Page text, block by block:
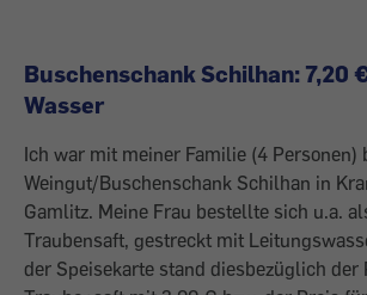
Buschenschank Schilhan: 7,20
Wasser
Ich war mit meiner Familie (4 Personen)
Weingut/Buschenschank Schilhan in
Gamlitz. Meine Frau bestellte sich u.a.
Traubensaft, gestreckt mit
der Speisekarte stand diesbezüglich der